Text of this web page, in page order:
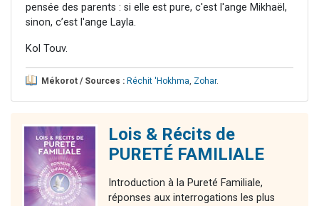
pensée des parents : si elle est pure, c'est l'ange Mikhaël,
sinon, c’est l'ange Layla.
Kol Touv.
Mékorot / Sources : Réchit 'Hokhma, Zohar.
Lois & Récits de
PURETÉ FAMILIALE
Introduction à la Pureté Familiale,
réponses aux interrogations les plus